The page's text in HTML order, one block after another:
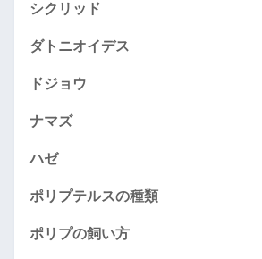
シクリッド
ダトニオイデス
ドジョウ
ナマズ
ハゼ
ポリプテルスの種類
ポリプの飼い方